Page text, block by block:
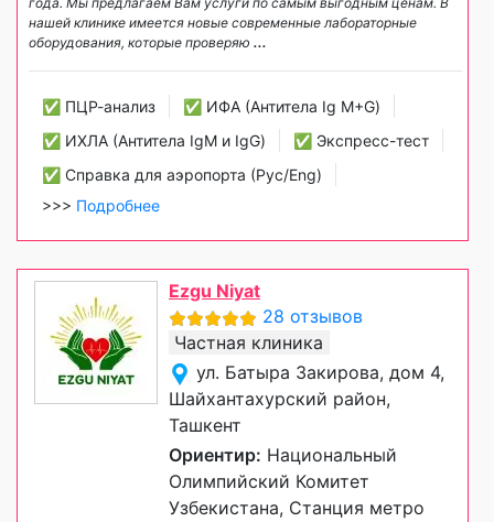
нашей клинике имеется новые современные лабораторные
оборудования, которые проверяю ...
✅ ПЦР-анализ
✅ ИФА (Антитела Ig М+G)
✅ ИХЛА (Антитела IgM и IgG)
✅ Экспресс-тест
✅ Справка для аэропорта (Рус/Eng)
>>> Подробнее
Ezgu Niyat
28 отзывов
Частная клиника
ул. Батыра Закирова, дом 4,
Шайхантахурский район,
Ташкент
Ориентир: Национальный
Олимпийский Комитет
Узбекистана, Станция метро